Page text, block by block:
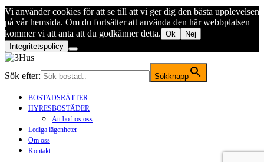
Vi använder cookies för att se till att vi ger dig den bästa upplevelsen
på vår hemsida. Om du fortsätter att använda den här webbplatsen
kommer vi att anta att du godkänner detta. Ok
Nej
Integritetspolicy
Sök efter: Sökknapp
BOSTADSRÄTTER
HYRESBOSTÄDER
Att bo hos oss
Lediga lägenheter
Om oss
Kontakt